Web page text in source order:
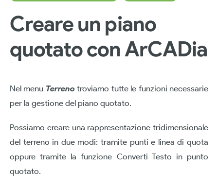
Creare un piano
quotato con ArCADia
Nel menu Terreno troviamo tutte le funzioni necessarie
per la gestione del piano quotato.
Possiamo creare una rappresentazione tridimensionale
del terreno in due modi: tramite punti e linea di quota
oppure tramite la funzione Converti Testo in punto
quotato.